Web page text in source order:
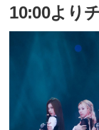
10:00より